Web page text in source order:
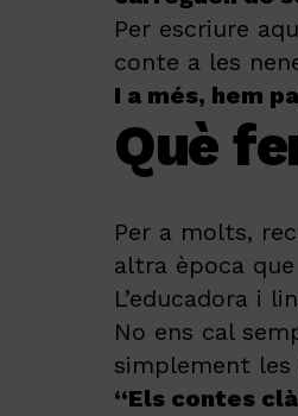
Per escriure
conte a les
I a més, hem
Què
Per a molts,
altra època
L’educadora i
No ens cal
simplement les
“Els contes